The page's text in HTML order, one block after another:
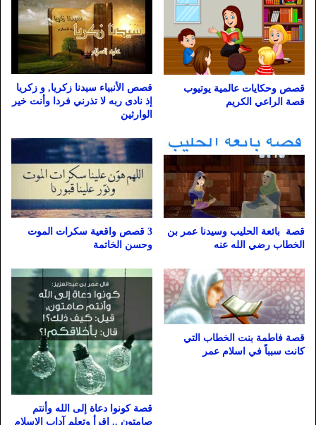
قصص وحكايات عالمية يوتيوب
قصة الراعي الكريم
قصص الأنبياء سيدنا زكريا, و زكريا
إذ نادى ربه لا تذرني فردا وأنت خير
الوارثين
قصة بائعة الحليب وسيدنا عمر بن
الخطاب رضي الله عنه
3 قصص واقعية سكرات الموت
وحسن الخاتمة
قصة فاطمة بنت الخطاب التي
كانت سبباً في اسلام عمر
قصة كونوا دعاة إلى الله وأنتم
صامتون .. اقرأ وتعلم آداب الاسلام